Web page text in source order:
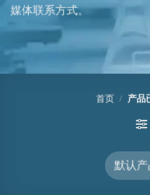
媒体联系方式。
首页 / 产品